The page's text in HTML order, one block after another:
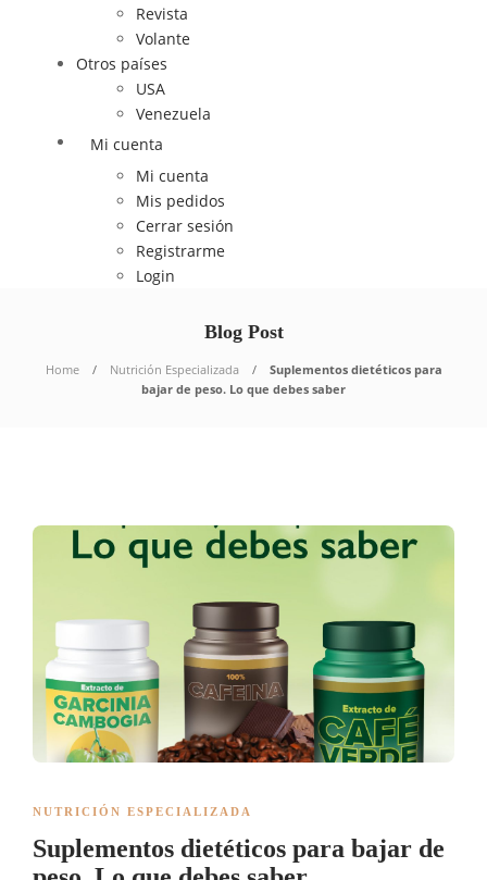
Revista
Volante
Otros países
USA
Venezuela
Mi cuenta
Mi cuenta
Mis pedidos
Cerrar sesión
Registrarme
Login
Blog Post
Home Nutrición Especializada
Suplementos dietéticos para
bajar de peso. Lo que debes saber
NUTRICIÓN ESPECIALIZADA
Suplementos dietéticos para bajar de